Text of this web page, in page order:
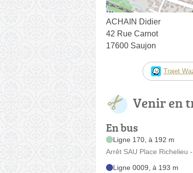
ACHAIN Didier
42 Rue Carnot
17600 Saujon
Trajet
Venir en
En bus
Ligne 170, à 192 m
Arrêt SAU Place Richelieu
Ligne 0009, à 193 m